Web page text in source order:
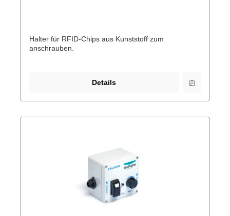
Halter für RFID-Chips aus Kunststoff zum
anschrauben.
Details